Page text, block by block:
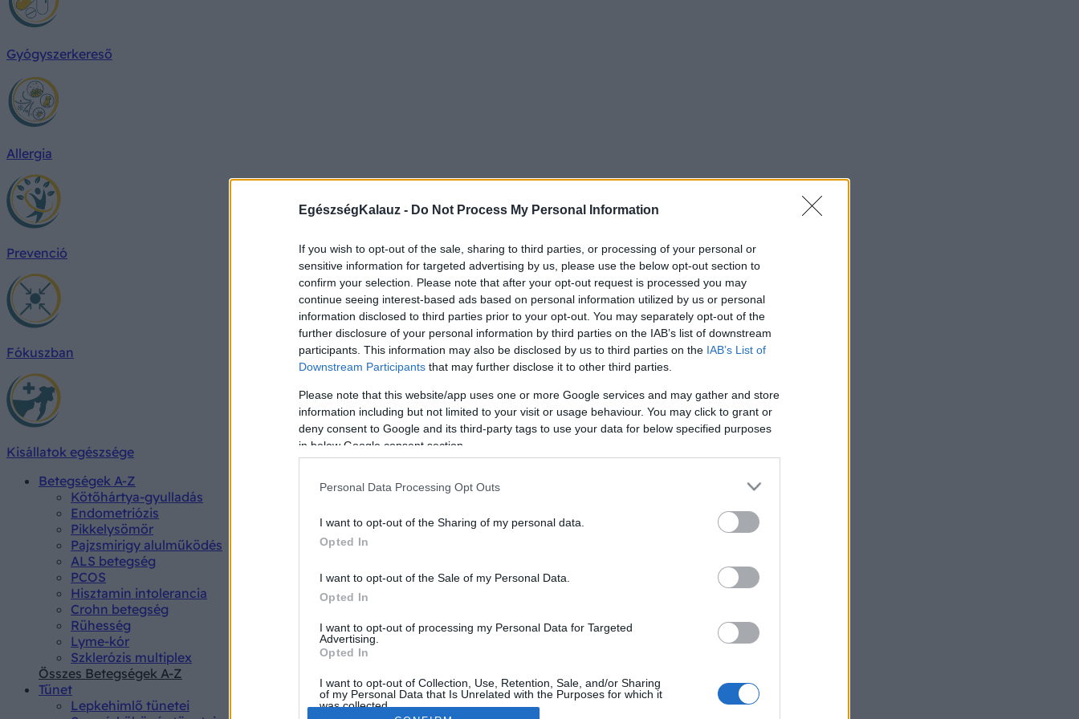
EgészségKalauz - Do Not Process My Personal Information
If you wish to opt-out of the sale, sharing to third parties, or processing of your personal or
sensitive information for targeted advertising by us, please use the below opt-out section to
confirm your selection. Please note that after your opt-out request is processed you may
continue seeing interest-based ads based on personal information utilized by us or personal
information disclosed to third parties prior to your opt-out. You may separately opt-out of the
further disclosure of your personal information by third parties on the IAB’s list of downstream
participants. This information may also be disclosed by us to third parties on the IAB’s List of
Downstream Participants that may further disclose it to other third parties.
Please note that this website/app uses one or more Google services and may gather and store
information including but not limited to your visit or usage behaviour. You may click to grant or
deny consent to Google and its third-party tags to use your data for below specified purposes
in below Google consent section.
Personal Data Processing Opt Outs
I want to opt-out of the Sharing of my personal data.
Opted In
I want to opt-out of the Sale of my Personal Data.
Opted In
I want to opt-out of processing my Personal Data for Targeted
Advertising.
Opted In
I want to opt-out of Collection, Use, Retention, Sale, and/or Sharing
of my Personal Data that Is Unrelated with the Purposes for which it
was collected.
Gyógyszerkereső
Allergia
Prevenció
Fókuszban
Kisállatok egészsége
Betegségek A-Z
Kötőhártya-gyulladás
Endometriózis
Pikkelysömör
Pajzsmirigy alulműködés
ALS betegség
PCOS
Hisztamin intolerancia
Crohn betegség
Rühesség
Lyme-kór
Szklerózis multiplex
Összes Betegségek A-Z
Tünet
Lepkehimlő tünetei